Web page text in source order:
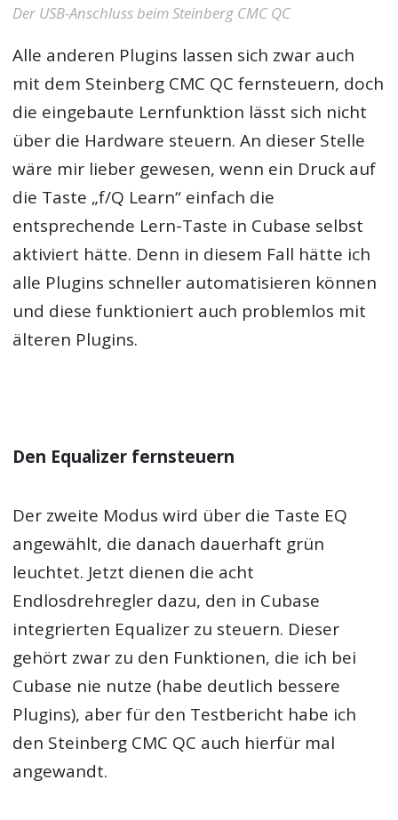
Der USB-Anschluss beim Steinberg CMC QC
Alle anderen Plugins lassen sich zwar auch
mit dem Steinberg CMC QC fernsteuern, doch
die eingebaute Lernfunktion lässt sich nicht
über die Hardware steuern. An dieser Stelle
wäre mir lieber gewesen, wenn ein Druck auf
die Taste „f/Q Learn“ einfach die
entsprechende Lern-Taste in Cubase selbst
aktiviert hätte. Denn in diesem Fall hätte ich
alle Plugins schneller automatisieren können
und diese funktioniert auch problemlos mit
älteren Plugins.
Den Equalizer fernsteuern
Der zweite Modus wird über die Taste EQ
angewählt, die danach dauerhaft grün
leuchtet. Jetzt dienen die acht
Endlosdrehregler dazu, den in Cubase
integrierten Equalizer zu steuern. Dieser
gehört zwar zu den Funktionen, die ich bei
Cubase nie nutze (habe deutlich bessere
Plugins), aber für den Testbericht habe ich
den Steinberg CMC QC auch hierfür mal
angewandt.